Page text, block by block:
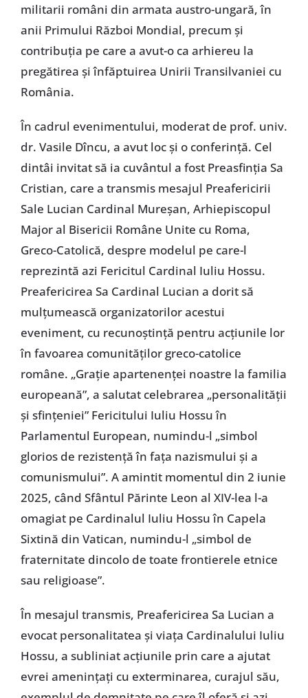
militarii români din armata austro-ungară, în
anii Primului Război Mondial, precum și
contribuția pe care a avut-o ca arhiereu la
pregătirea și înfăptuirea Unirii Transilvaniei cu
România.
În cadrul evenimentului, moderat de prof. univ.
dr. Vasile Dîncu, a avut loc și o conferință. Cel
dintâi invitat să ia cuvântul a fost Preasfinția Sa
Cristian, care a transmis mesajul Preafericirii
Sale Lucian Cardinal Mureșan, Arhiepiscopul
Major al Bisericii Române Unite cu Roma,
Greco-Catolică, despre modelul pe care-l
reprezintă azi Fericitul Cardinal Iuliu Hossu.
Preafericirea Sa Cardinal Lucian a dorit să
mulțumească organizatorilor acestui
eveniment, cu recunoștință pentru acțiunile lor
în favoarea comunităților greco-catolice
române. „Grație apartenenței noastre la familia
europeană”, a salutat celebrarea „personalității
și sfințeniei” Fericitului Iuliu Hossu în
Parlamentul European, numindu-l „simbol
glorios de rezistență în fața nazismului și a
comunismului”. A amintit momentul din 2 iunie
2025, când Sfântul Părinte Leon al XIV-lea l-a
omagiat pe Cardinalul Iuliu Hossu în Capela
Sixtină din Vatican, numindu-l „simbol de
fraternitate dincolo de toate frontierele etnice
sau religioase”.
În mesajul transmis, Preafericirea Sa Lucian a
evocat personalitatea și viața Cardinalului Iuliu
Hossu, a subliniat acțiunile prin care a ajutat
evrei amenințați cu exterminarea, curajul său,